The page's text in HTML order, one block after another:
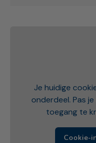
Je huidige
onderdeel. Pas
toegang te
Cookie-